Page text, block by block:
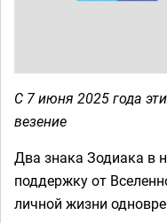
С 7 июня 2025 года
везение
Два знака Зодиака в
поддержку от
личной жизни